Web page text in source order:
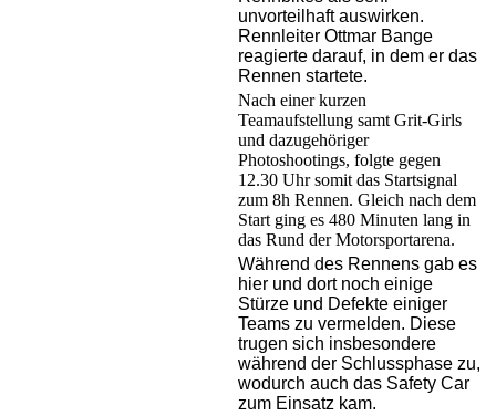
unvorteilhaft auswirken.
Rennleiter Ottmar Bange
reagierte darauf, in dem er das
Rennen startete.
Nach einer kurzen
Teamaufstellung samt Grit-Girls
und dazugehöriger
Photoshootings, folgte gegen
12.30 Uhr somit das Startsignal
zum 8h Rennen. Gleich nach dem
Start ging es 480 Minuten lang in
das Rund der Motorsportarena.
Während des Rennens gab es
hier und dort noch einige
Stürze und Defekte einiger
Teams zu vermelden. Diese
trugen sich insbesondere
während der Schlussphase zu,
wodurch auch das Safety Car
zum Einsatz kam.